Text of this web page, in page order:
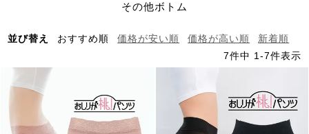
その他ボトム
並び替え おすすめ順 価格が安い順 価格が高い順
新着順
7件中 1 -7件表示